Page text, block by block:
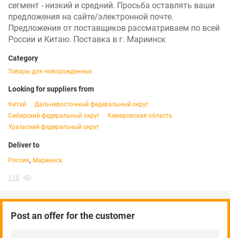
сегмент - низкий и средний. Просьба оставлять ваши
предложения на сайте/электронной почте.
Предложения от поставщиков рассматриваем по всей
России и Китаю. Поставка в г. Мариинск
Category
Товары для новорожденных
Looking for suppliers from
Китай
Дальневосточный федеральный округ
Сибирский федеральный округ
Кемеровская область
Уральский федеральный округ
Deliver to
Россия, Мариинск
110
Post an offer for the customer